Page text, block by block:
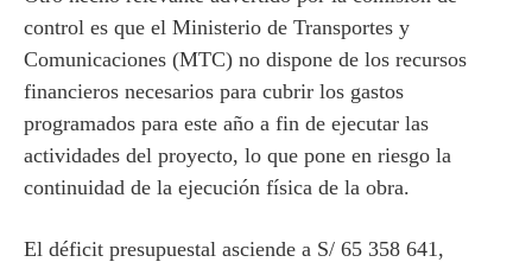
control es que el Ministerio de Transportes y
Comunicaciones (MTC) no dispone de los recursos
financieros necesarios para cubrir los gastos
programados para este año a fin de ejecutar las
actividades del proyecto, lo que pone en riesgo la
continuidad de la ejecución física de la obra.
El déficit presupuestal asciende a S/ 65 358 641,